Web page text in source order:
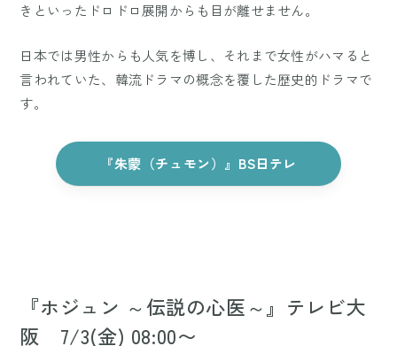
きといったドロドロ展開からも目が離せません。
日本では男性からも人気を博し、それまで女性がハマると
言われていた、韓流ドラマの概念を覆した歴史的ドラマで
す。
『朱蒙（チュモン）』BS日テレ
『ホジュン ～伝説の心医～』テレビ大
阪 7/3(金) 08:00〜